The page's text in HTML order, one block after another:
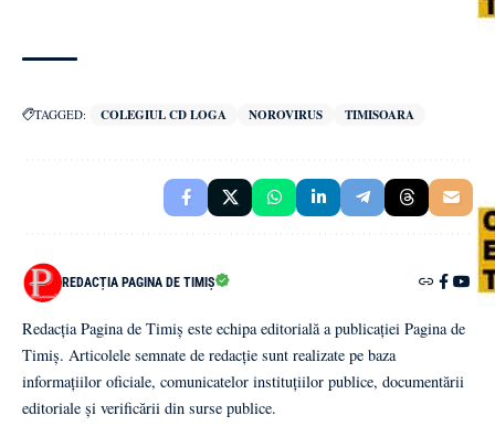
TAGGED: COLEGIUL CD LOGA NOROVIRUS TIMISOARA
REDACȚIA PAGINA DE TIMIȘ
Redacția Pagina de Timiș este echipa editorială a publicației Pagina de
Timiș. Articolele semnate de redacție sunt realizate pe baza
informațiilor oficiale, comunicatelor instituțiilor publice, documentării
editoriale și verificării din surse publice.